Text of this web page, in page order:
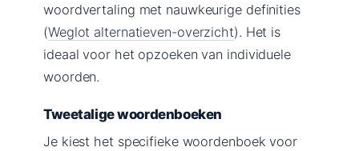
woordvertaling met nauwkeurige definities
(Weglot alternatieven-overzicht). Het is
ideaal voor het opzoeken van individuele
woorden.
Tweetalige woordenboeken
Je kiest het specifieke woordenboek voor